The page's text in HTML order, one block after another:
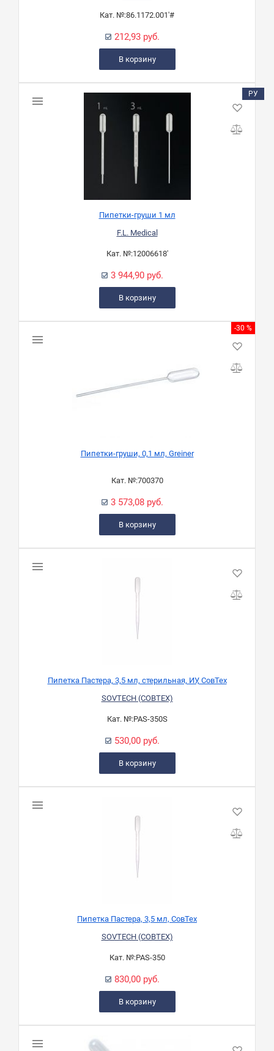
Кат. №:86.1172.001'#
212,93 руб.
В корзину
РУ
Пипетки-груши 1 мл
F.L. Medical
Кат. №:12006618'
3 944,90 руб.
В корзину
-30 %
Пипетки-груши, 0,1 мл, Greiner
Кат. №:700370
3 573,08 руб.
В корзину
Пипетка Пастера, 3,5 мл, стерильная, ИУ, СовТех
SOVTECH (СОВТЕХ)
Кат. №:PAS-350S
530,00 руб.
В корзину
Пипетка Пастера, 3,5 мл, СовТех
SOVTECH (СОВТЕХ)
Кат. №:PAS-350
830,00 руб.
В корзину